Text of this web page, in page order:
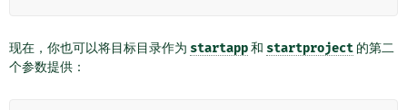
现在，你也可以将目标目录作为 startapp和 startproject 的第二
个参数提供：